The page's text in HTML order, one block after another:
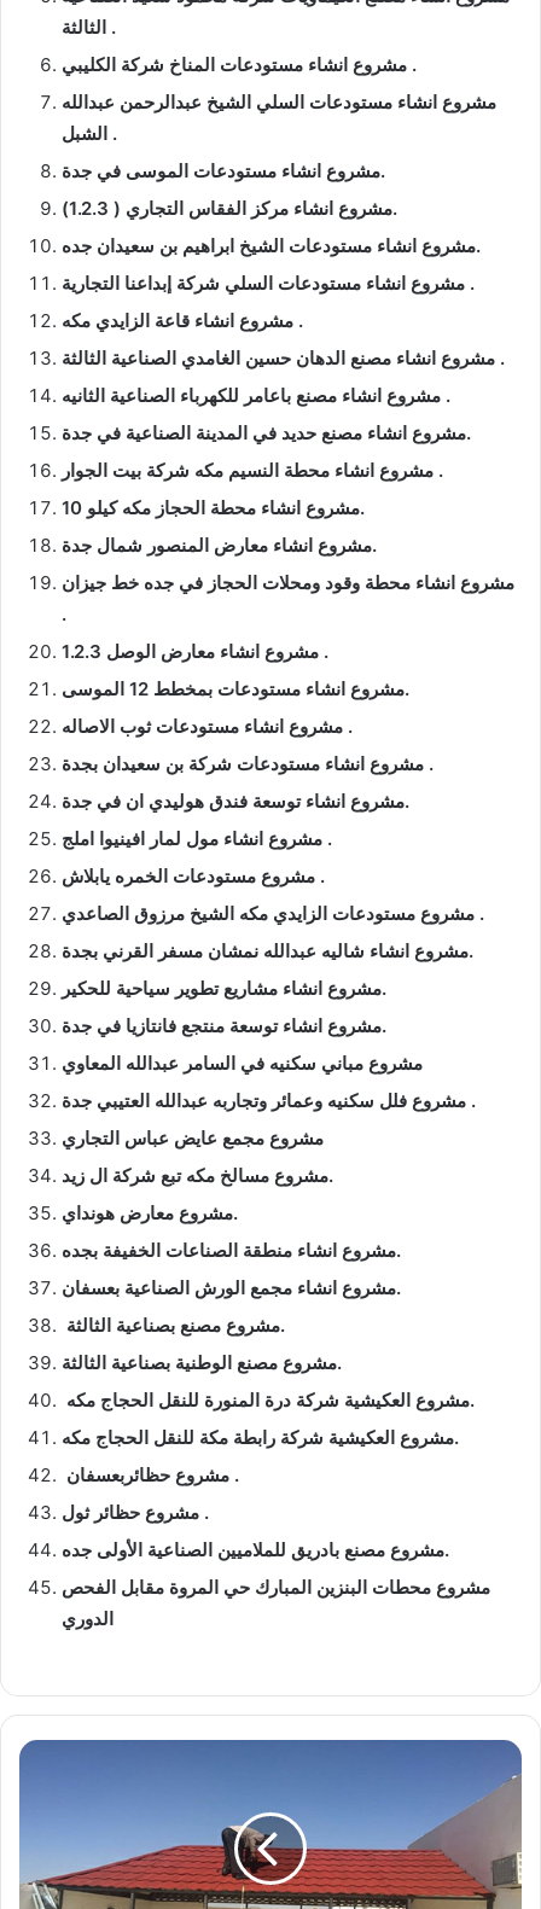
الثالثة .
مشروع انشاء مستودعات المناخ شركة الكليبي .
مشروع انشاء مستودعات السلي الشيخ عبدالرحمن عبدالله
الشبل .
مشروع انشاء مستودعات الموسى في جدة.
مشروع انشاء مركز الفقاس التجاري ( 1.2.3).
مشروع انشاء مستودعات الشيخ ابراهيم بن سعيدان جده.
مشروع انشاء مستودعات السلي شركة إبداعنا التجارية .
مشروع انشاء قاعة الزايدي مكه .
مشروع انشاء مصنع الدهان حسين الغامدي الصناعية الثالثة .
مشروع انشاء مصنع باعامر للكهرباء الصناعية الثانيه .
مشروع انشاء مصنع حديد في المدينة الصناعية في جدة.
مشروع انشاء محطة النسيم مكه شركة بيت الجوار .
مشروع انشاء محطة الحجاز مكه كيلو 10.
مشروع انشاء معارض المنصور شمال جدة.
مشروع انشاء محطة وقود ومحلات الحجاز في جده خط جيزان
.
مشروع انشاء معارض الوصل 1.2.3 .
مشروع انشاء مستودعات بمخطط 12 الموسى.
مشروع انشاء مستودعات ثوب الاصاله .
مشروع انشاء مستودعات شركة بن سعيدان بجدة .
مشروع انشاء توسعة فندق هوليدي ان في جدة.
مشروع انشاء مول لمار افينيوا املج .
مشروع مستودعات الخمره يابلاش .
مشروع مستودعات الزايدي مكه الشيخ مرزوق الصاعدي .
مشروع انشاء شاليه عبدالله نمشان مسفر القرني بجدة.
مشروع انشاء مشاريع تطوير سياحية للحكير.
مشروع انشاء توسعة منتجع فانتازيا في جدة.
مشروع مباني سكنيه في السامر عبدالله المعاوي
مشروع فلل سكنيه وعمائر وتجاربه عبدالله العتيبي جدة .
مشروع مجمع عايض عباس التجاري
مشروع مسالخ مكه تبع شركة ال زيد.
مشروع معارض هونداي.
مشروع انشاء منطقة الصناعات الخفيفة بجده.
مشروع انشاء مجمع الورش الصناعية بعسفان.
مشروع مصنع بصناعية الثالثة.
مشروع مصنع الوطنية بصناعية الثالثة.
مشروع العكيشية شركة درة المنورة للنقل الحجاج مكه.
مشروع العكيشية شركة رابطة مكة للنقل الحجاج مكه.
مشروع حظائربعسفان .
مشروع حظائر ثول .
مشروع مصنع بادريق للملاميين الصناعية الأولى جده.
مشروع محطات البنزين المبارك حي المروة مقابل الفحص
الدوري